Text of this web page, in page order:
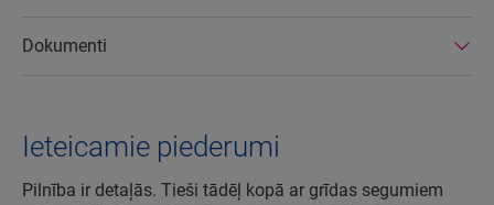
Dokumenti
Ieteicamie piederumi
Pilnība ir detaļās. Tieši tādēļ kopā ar grīdas segumiem